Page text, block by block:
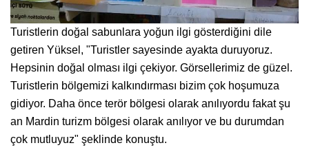
Turistlerin doğal sabunlara yoğun ilgi gösterdiğini dile
getiren Yüksel, "Turistler sayesinde ayakta duruyoruz.
Hepsinin doğal olması ilgi çekiyor. Görsellerimiz de güzel.
Turistlerin bölgemizi kalkındırması bizim çok hoşumuza
gidiyor. Daha önce terör bölgesi olarak anılıyordu fakat şu
an Mardin turizm bölgesi olarak anılıyor ve bu durumdan
çok mutluyuz" şeklinde konuştu.